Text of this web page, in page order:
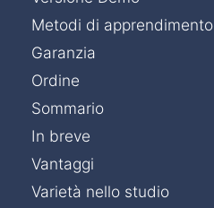
Metodi di apprendimento
Garanzia
Ordine
Sommario
In breve
Vantaggi
Varietà nello studio